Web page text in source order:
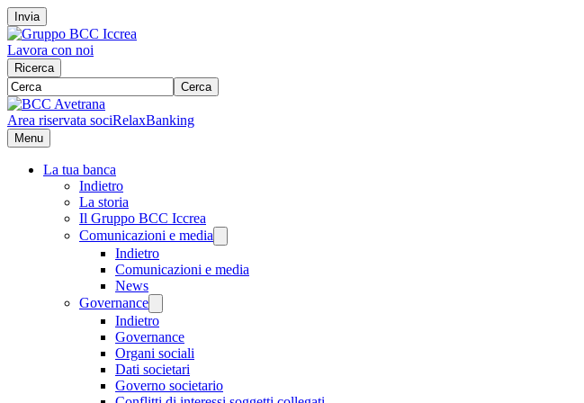
Invia
Lavora con noi
Ricerca
Cerca
Area riservata sociRelaxBanking
Menu
La tua banca
Indietro
La storia
Il Gruppo BCC Iccrea
Comunicazioni e media
Indietro
Comunicazioni e media
News
Governance
Indietro
Governance
Organi sociali
Dati societari
Governo societario